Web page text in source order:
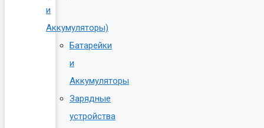
и
Аккумуляторы)
Батарейки
и
Аккумуляторы
Зарядные
устройства